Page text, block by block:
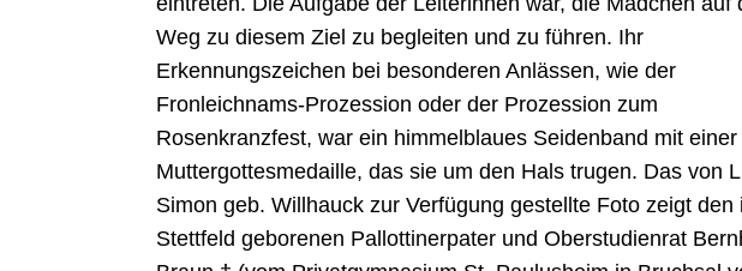
Weg zu diesem Ziel zu begleiten und zu führen. Ihr
Erkennungszeichen bei besonderen Anlässen, wie der
Fronleichnams-Prozession oder der Prozession zum
Rosenkranzfest, war ein himmelblaues Seidenband mit einer
Muttergottesmedaille, das sie um den Hals trugen. Das von
Simon geb. Willhauck zur Verfügung gestellte Foto zeigt den
Stettfeld geborenen Pallottinerpater und Oberstudienrat